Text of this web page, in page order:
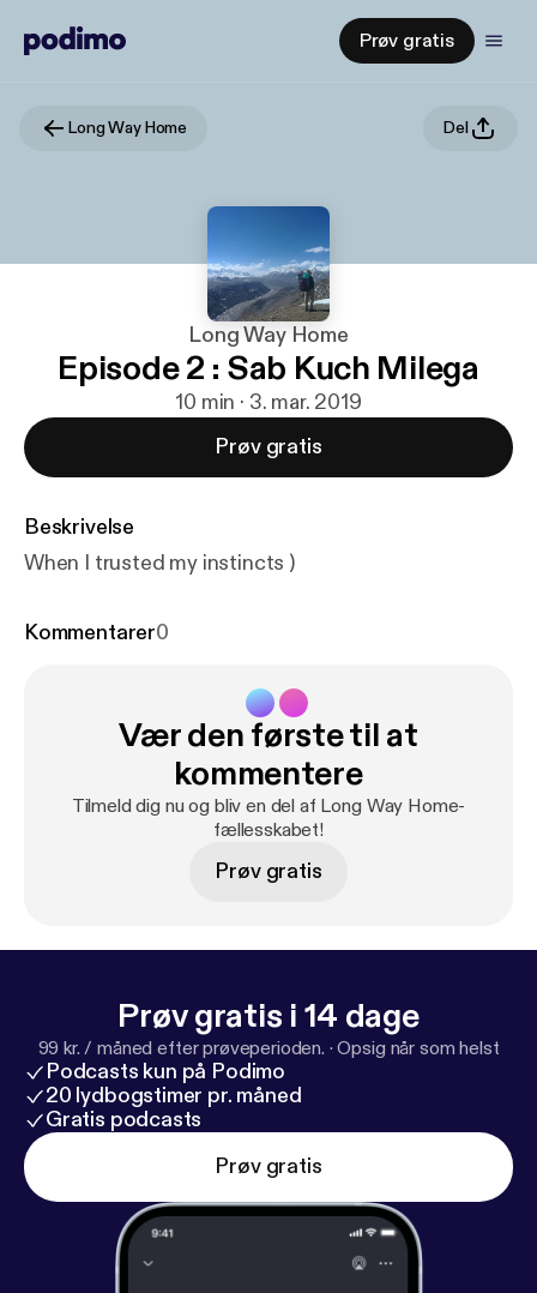
Prøv gratis
Long Way Home Del
Long Way Home
Episode 2 : Sab Kuch Milega
10 min · 3. mar. 2019
Prøv gratis
Beskrivelse
When I trusted my instincts )
Kommentarer0
Vær den første til at
kommentere
Tilmeld dig nu og bliv en del af Long Way Home-
fællesskabet!
Prøv gratis
Prøv gratis i 14 dage
99 kr. / måned efter prøveperioden. ·Opsig når som helst
Podcasts kun på Podimo
20 lydbogstimer pr. måned
Gratis podcasts
Prøv gratis